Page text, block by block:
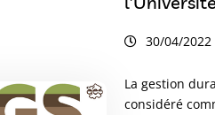
30/04/2022
La gestion
considéré